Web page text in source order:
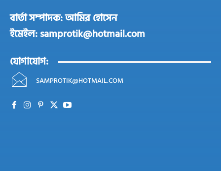
বার্তা সম্পাদক: আমির হোসেন
ইমেইল: samprotik@hotmail.com
যোগাযোগ:
SAMPROTIK@HOTMAIL.COM